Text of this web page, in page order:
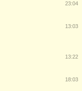
23:04
13:03
13:22
18:03